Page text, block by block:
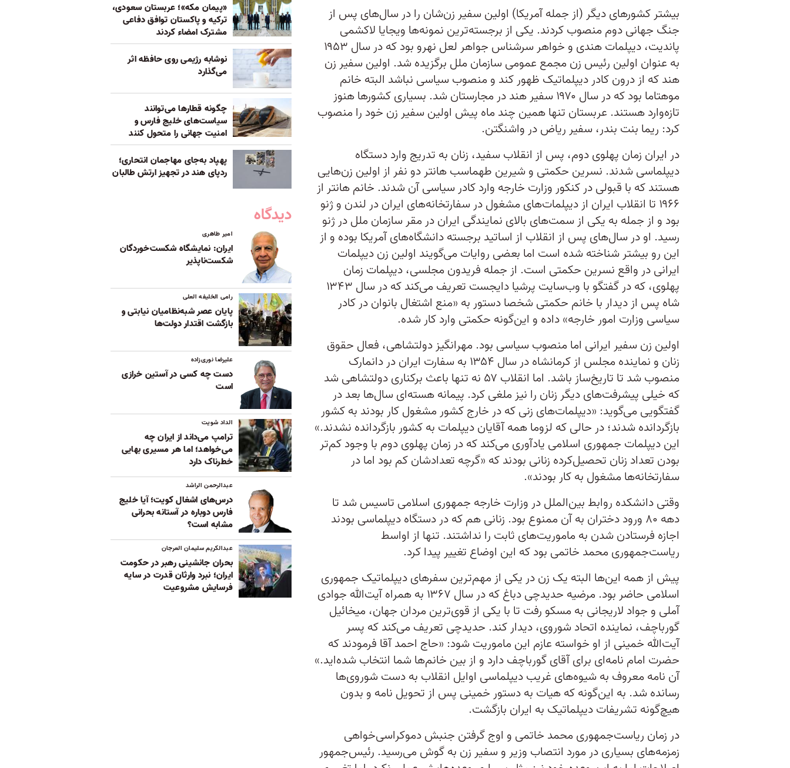
بیشتر کشورهای دیگر (از جمله آمریکا) اولین سفیر زن‌شان را در سال‌های پس از
جنگ جهانی دوم منصوب کردند. یکی از برجسته‌ترین نمونه‌ها ویجایا لاکشمی
پاندیت، دیپلمات هندی و خواهر سرشناس جواهر لعل نهرو بود که در سال ۱۹۵۳
به عنوان اولین رئیس زن مجمع عمومی سازمان ملل برگزیده شد. اولین سفیر زن
هند که از درون کادر دیپلماتیک ظهور کند و منصوب سیاسی نباشد البته خانم
موهتاما بود که در سال ۱۹۷۰ سفیر هند در مجارستان شد. بسیاری کشورها هنوز
تازه‌وارد هستند. عربستان تنها همین چند ماه پیش اولین سفیر زن خود را منصوب
کرد: ریما بنت بندر، سفیر ریاض در واشنگتن.
در ایران زمان پهلوی دوم، پس از انقلاب سفید، زنان به تدریج وارد دستگاه
دیپلماسی شدند. نسرین حکمتی و شیرین طهماسب هانتر دو نفر از اولین زن‌هایی
هستند که با قبولی در کنکور وزارت خارجه وارد کادر سیاسی آن شدند. خانم هانتر از
۱۹۶۶ تا انقلاب ایران از دیپلمات‌های مشغول در سفارتخانه‌های ایران در لندن و ژنو
بود و از جمله به یکی از سمت‌های بالای نمایندگی ایران در مقر سازمان ملل در ژنو
رسید. او در سال‌های پس از انقلاب از اساتید برجسته دانشگاه‌های آمریکا بوده و از
این رو بیشتر شناخته شده است اما بعضی روایات می‌گویند اولین زن دیپلمات
ایرانی در واقع نسرین حکمتی است. از جمله فریدون مجلسی، دیپلمات زمان
پهلوی، که در گفتگو با وب‌سایت پرشیا دایجست تعریف می‌کند که در سال ۱۳۴۳
شاه پس از دیدار با خانم حکمتی شخصا دستور به «منع اشتغال بانوان در کادر
سیاسی وزارت امور خارجه» داده و این‌گونه حکمتی وارد کار شده.
اولین زن سفیر ایرانی اما منصوب سیاسی بود. مهرانگیز دولتشاهی، فعال حقوق
زنان و نماینده مجلس از کرمانشاه در سال ۱۳۵۴ به سفارت ایران در دانمارک
منصوب شد تا تاریخ‌ساز باشد. اما انقلاب ۵۷ نه تنها باعث برکناری دولتشاهی شد
که خیلی پیشرفت‌های دیگر زنان را نیز ملغی کرد. پیمانه هسته‌ای سال‌ها بعد در
گفتگویی می‌گوید: «دیپلمات‌های زنی که در خارج کشور مشغول کار بودند به کشور
بازگردانده شدند؛ در حالی که لزوما همه آقایان دیپلمات به کشور بازگردانده نشدند.»
این دیپلمات جمهوری اسلامی یادآوری می‌کند که در زمان پهلوی دوم با وجود کم‌تر
بودن تعداد زنان تحصیل‌کرده زنانی بودند که «گرچه تعدادشان کم بود اما در
سفارتخانه‌ها مشغول به کار بودند».
وقتی دانشکده روابط بین‌الملل در وزارت خارجه جمهوری اسلامی تاسیس شد تا
دهه ۸۰ ورود دختران به آن ممنوع بود. زنانی هم که در دستگاه دیپلماسی بودند
اجازه فرستادن شدن به ماموریت‌های ثابت را نداشتند. تنها از اواسط
ریاست‌جمهوری محمد خاتمی بود که این اوضاع تغییر پیدا کرد.
پیش از همه این‌ها البته یک زن در یکی از مهم‌ترین سفرهای دیپلماتیک جمهوری
اسلامی حاضر بود. مرضیه حدیدچی دباغ که در سال ۱۳۶۷ به همراه آیت‌الله جوادی
آملی و جواد لاریجانی به مسکو رفت تا با یکی از قوی‌ترین مردان جهان، میخائيل
گورباچف، نماینده اتحاد شوروی، دیدار کند. حدیدچی تعریف می‌کند که پسر
آیت‌الله خمینی از او خواسته عازم این ماموریت شود: «حاج احمد آقا فرمودند که
حضرت امام نامه‌ای برای آقای گورباچف دارد و از بین خانم‌ها شما انتخاب شده‌اید.»
آن نامه معروف به شیوه‌های غریب دیپلماسی اوایل انقلاب به دست شوروی‌ها
رسانده شد. به این‌گونه که هیات به دستور خمینی پس از تحویل نامه و بدون
هیچ‌گونه تشریفات دیپلماتیک به ایران بازگشت.
در زمان ریاست‌جمهوری محمد خاتمی و اوج گرفتن جنبش دموکراسی‌خواهی
زمزمه‌های بسیاری در مورد انتصاب وزیر و سفیر زن به گوش می‌رسید. رئيس‌جمهور
«پیمان مکه»؛ عربستان سعودی،
ترکیه و پاکستان توافق دفاعی
مشترک امضاء کردند
نوشابه رژیمی روی حافظه اثر
می‌گذارد
چگونه قطارها می‌توانند
سیاست‌های خلیج فارس و
امنیت جهانی را متحول کنند
پهپاد به‌جای مهاجمان انتحاری؛
ردپای هند در تجهیز ارتش طالبان
دیدگاه
امیر طاهری
ایران: نمایشگاه شکست‌خوردگان
شکست‌ناپذیر
رامی الخلیفه العلی
پایان عصر شبه‌نظامیان نیابتی و
بازگشت اقتدار دولت‌ها
علیرضا نوری‌زاده
دست چه کسی در آستین خرازی
است
الداد شویت
ترامپ می‌داند از ایران چه
می‌خواهد؛ اما هر مسیری بهایی
خطرناک دارد
عبدالرحمن الراشد
درس‌های اشغال کویت؛ آیا خلیج
فارس دوباره در آستانه بحرانی
مشابه است؟
عبدالکریم سلیمان العرجان
بحران جانشینی رهبر در حکومت
ایران؛ نبرد وارثان قدرت در سایه
فرسایش مشروعیت